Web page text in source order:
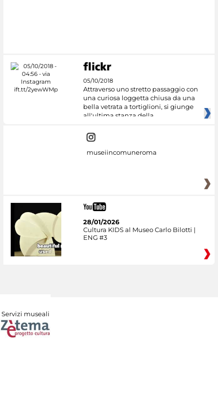
05/10/2018
Attraverso uno stretto passaggio con
una curiosa loggetta chiusa da una
bella vetrata a tortiglioni, si giunge
all'ultima stanza della
museiincomuneroma
28/01/2026
Cultura KIDS al Museo Carlo Bilotti |
ENG #3
Servizi museali